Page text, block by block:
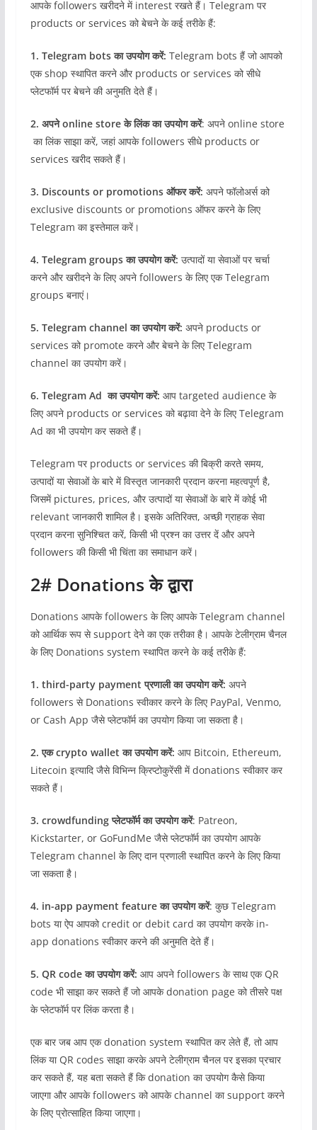
आपके followers खरीदने में interest रखते हैं। Telegram पर
products or services को बेचने के कई तरीके हैं:
1. Telegram bots का उपयोग करें: Telegram bots हैं जो आपको
एक shop स्थापित करने और products or services को सीधे
प्लेटफॉर्म पर बेचने की अनुमति देते हैं।
2. अपने online store के लिंक का उपयोग करें: अपने online store
का लिंक साझा करें, जहां आपके followers सीधे products or
services खरीद सकते हैं।
3. Discounts or promotions ऑफर करें: अपने फॉलोअर्स को
exclusive discounts or promotions ऑफर करने के लिए
Telegram का इस्तेमाल करें।
4. Telegram groups का उपयोग करें: उत्पादों या सेवाओं पर चर्चा
करने और खरीदने के लिए अपने followers के लिए एक Telegram
groups बनाएं।
5. Telegram channel का उपयोग करें: अपने products or
services को promote करने और बेचने के लिए Telegram
channel का उपयोग करें।
6. Telegram Ad का उपयोग करें: आप targeted audience के
लिए अपने products or services को बढ़ावा देने के लिए Telegram
Ad का भी उपयोग कर सकते हैं।
Telegram पर products or services की बिक्री करते समय,
उत्पादों या सेवाओं के बारे में विस्तृत जानकारी प्रदान करना महत्वपूर्ण है,
जिसमें pictures, prices, और उत्पादों या सेवाओं के बारे में कोई भी
relevant जानकारी शामिल है। इसके अतिरिक्त, अच्छी ग्राहक सेवा
प्रदान करना सुनिश्चित करें, किसी भी प्रश्न का उत्तर दें और अपने
followers की किसी भी चिंता का समाधान करें।
2# Donations के द्वारा
Donations आपके followers के लिए आपके Telegram channel
को आर्थिक रूप से support देने का एक तरीका है। आपके टेलीग्राम चैनल
के लिए Donations system स्थापित करने के कई तरीके हैं:
1. third-party payment प्रणाली का उपयोग करें: अपने
followers से Donations स्वीकार करने के लिए PayPal, Venmo,
or Cash App जैसे प्लेटफॉर्म का उपयोग किया जा सकता है।
2. एक crypto wallet का उपयोग करें: आप Bitcoin, Ethereum,
Litecoin इत्यादि जैसे विभिन्न क्रिप्टोकुरेंसी में donations स्वीकार कर
सकते हैं।
3. crowdfunding प्लेटफॉर्म का उपयोग करें: Patreon,
Kickstarter, or GoFundMe जैसे प्लेटफॉर्म का उपयोग आपके
Telegram channel के लिए दान प्रणाली स्थापित करने के लिए किया
जा सकता है।
4. in-app payment feature का उपयोग करें: कुछ Telegram
bots या ऐप आपको credit or debit card का उपयोग करके in-
app donations स्वीकार करने की अनुमति देते हैं।
5. QR code का उपयोग करें: आप अपने followers के साथ एक QR
code भी साझा कर सकते हैं जो आपके donation page को तीसरे पक्ष
के प्लेटफॉर्म पर लिंक करता है।
एक बार जब आप एक donation system स्थापित कर लेते हैं, तो आप
लिंक या QR codes साझा करके अपने टेलीग्राम चैनल पर इसका प्रचार
कर सकते हैं, यह बता सकते हैं कि donation का उपयोग कैसे किया
जाएगा और आपके followers को आपके channel का support करने
के लिए प्रोत्साहित किया जाएगा।